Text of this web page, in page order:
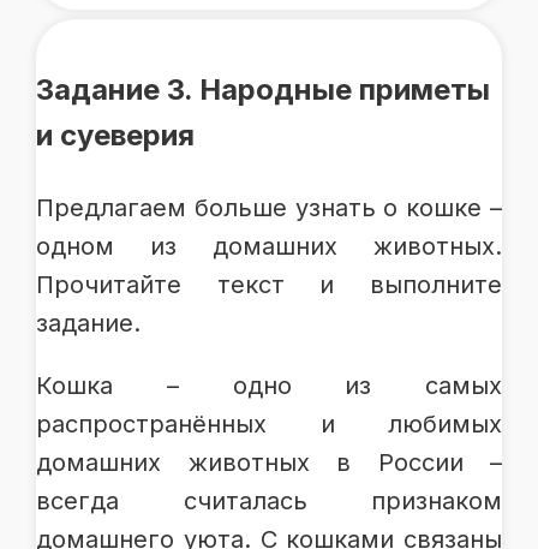
Задание 3. Народные приметы
и суеверия
Предлагаем больше узнать о кошке –
одном из домашних животных.
Прочитайте текст и выполните
задание.
Кошка – одно из самых
распространённых и любимых
домашних животных в России –
всегда считалась признаком
домашнего уюта. С кошками связаны